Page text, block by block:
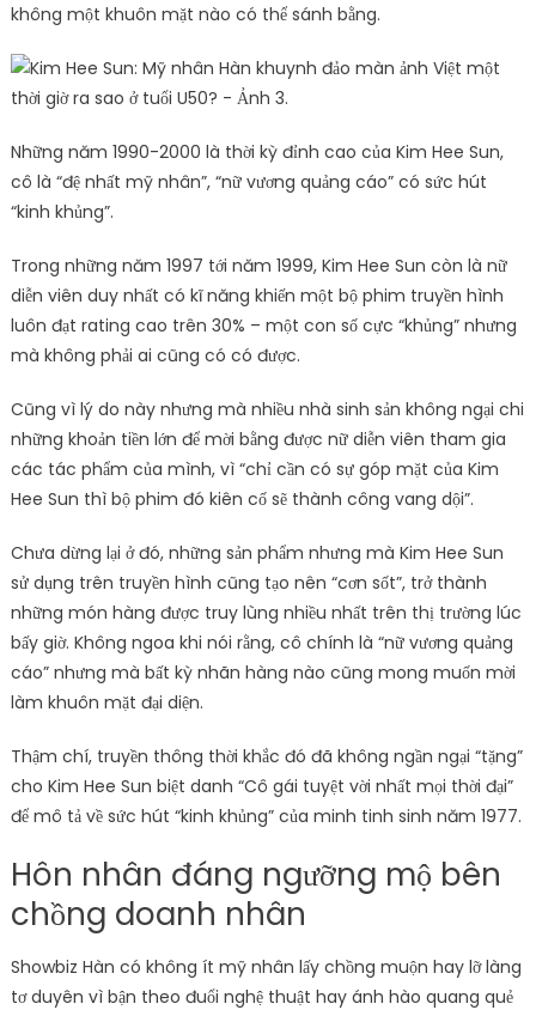
không một khuôn mặt nào có thể sánh bằng.
Những năm 1990-2000 là thời kỳ đỉnh cao của Kim Hee Sun,
cô là “đệ nhất mỹ nhân”, “nữ vương quảng cáo” có sức hút
“kinh khủng”.
Trong những năm 1997 tới năm 1999, Kim Hee Sun còn là nữ
diễn viên duy nhất có kĩ năng khiến một bộ phim truyền hình
luôn đạt rating cao trên 30% – một con số cực “khủng” nhưng
mà không phải ai cũng có có được.
Cũng vì lý do này nhưng mà nhiều nhà sinh sản không ngại chi
những khoản tiền lớn để mời bằng được nữ diễn viên tham gia
các tác phẩm của mình, vì “chỉ cần có sự góp mặt của Kim
Hee Sun thì bộ phim đó kiên cố sẽ thành công vang dội”.
Chưa dừng lại ở đó, những sản phẩm nhưng mà Kim Hee Sun
sử dụng trên truyền hình cũng tạo nên “cơn sốt”, trở thành
những món hàng được truy lùng nhiều nhất trên thị trường lúc
bấy giờ. Không ngoa khi nói rằng, cô chính là “nữ vương quảng
cáo” nhưng mà bất kỳ nhãn hàng nào cũng mong muốn mời
làm khuôn mặt đại diện.
Thậm chí, truyền thông thời khắc đó đã không ngần ngại “tặng”
cho Kim Hee Sun biệt danh “Cô gái tuyệt vời nhất mọi thời đại”
để mô tả về sức hút “kinh khủng” của minh tinh sinh năm 1977.
Hôn nhân đáng ngưỡng mộ bên
chồng doanh nhân
Showbiz Hàn có không ít mỹ nhân lấy chồng muộn hay lỡ làng
tơ duyên vì bận theo đuổi nghệ thuật hay ánh hào quang quẻ